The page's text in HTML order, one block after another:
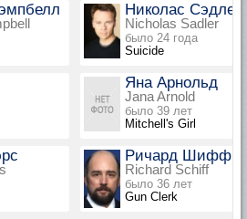
Николас Сэдлер
Nicholas Sadler
было 24 года
Suicide
Яна Арнольд
Jana Arnold
было 39 лет
Mitchell's Girl
Ричард Шифф
Richard Schiff
было 36 лет
Gun Clerk